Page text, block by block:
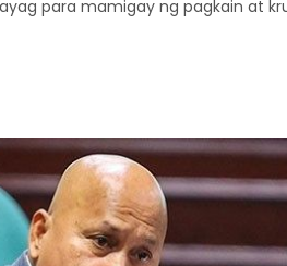
para mamigay ng pagkain at